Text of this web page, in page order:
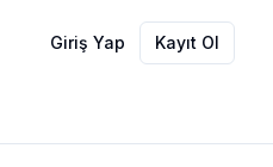
Giriş Yap Kayıt Ol